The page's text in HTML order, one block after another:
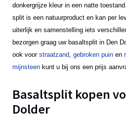
donkergrijze kleur in een natte
split is een natuurproduct en kan per
uiterlijk en samenstelling iets
bezorgen graag uw basaltsplit in Den
ook voor straatzand, gebroken puin en
mijnsteen kunt u bij ons een prijs
Basaltsplit kopen
Dolder